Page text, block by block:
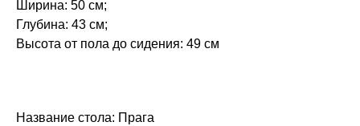
Ширина: 50 см;
Глубина: 43 см;
Высота от пола до сидения: 49 см
Название стола: Прага